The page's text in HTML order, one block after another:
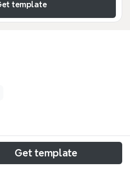
template
Farmacología, diseñado para
en la ENEG, organiza
Get template